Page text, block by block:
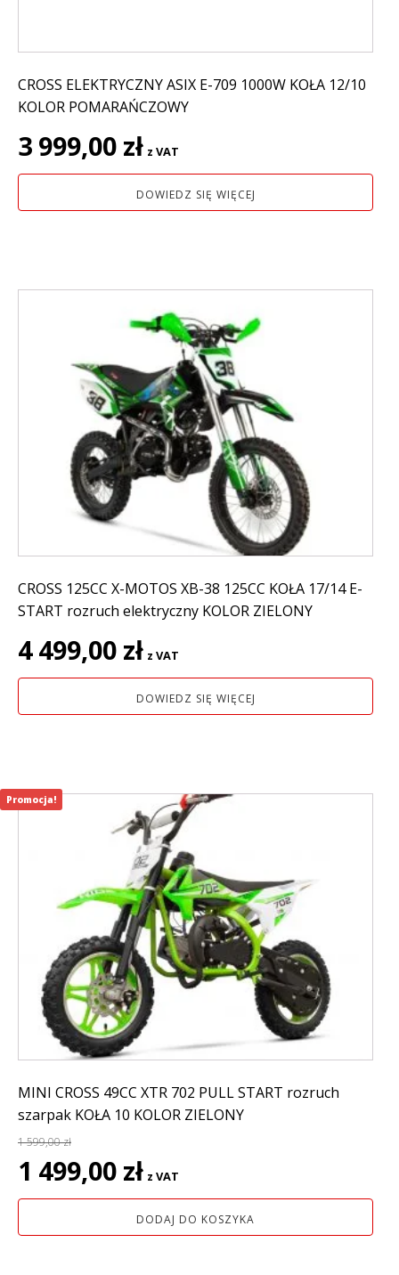
CROSS ELEKTRYCZNY ASIX E-709 1000W KOŁA 12/10
KOLOR POMARAŃCZOWY
3 999,00 zł z VAT
DOWIEDZ SIĘ WIĘCEJ
CROSS 125CC X-MOTOS XB-38 125CC KOŁA 17/14 E-
START rozruch elektryczny KOLOR ZIELONY
4 499,00 zł z VAT
DOWIEDZ SIĘ WIĘCEJ
MINI CROSS 49CC XTR 702 PULL START rozruch
szarpak KOŁA 10 KOLOR ZIELONY
1 599,00zł
Pierwotna
cena
wynosiła:
1 499,00 zł cena
wynosi:
1
z VAT
DODAJ DO KOSZYKA
Promocja!